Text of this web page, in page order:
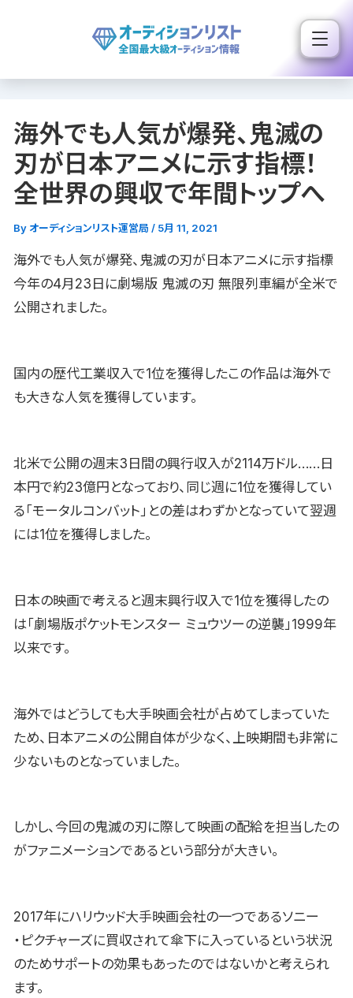
ス
海外でも人気が爆発、鬼滅の
刃が日本アニメに示す指標！
全世界の興収で年間トップへ
By オーディションリスト運営局 / 5月 11, 2021
海外でも人気が爆発、鬼滅の刃が日本アニメに示す指標
今年の4月23日に劇場版 鬼滅の刃 無限列車編が全米で
公開されました。
国内の歴代工業収入で1位を獲得したこの作品は海外で
も大きな人気を獲得しています。
北米で公開の週末3日間の興行収入が2114万ドル……日
本円で約23億円となっており、同じ週に1位を獲得してい
る「モータルコンバット」との差はわずかとなっていて翌週
には1位を獲得しました。
日本の映画で考えると週末興行収入で1位を獲得したの
は「劇場版ポケットモンスター ミュウツーの逆襲」1999年
以来です。
海外ではどうしても大手映画会社が占めてしまっていた
ため、日本アニメの公開自体が少なく、上映期間も非常に
少ないものとなっていました。
しかし、今回の鬼滅の刃に際して映画の配給を担当したの
がファニメーションであるという部分が大きい。
2017年にハリウッド大手映画会社の一つであるソニー
・ピクチャーズに買収されて傘下に入っているという状況
のためサポートの効果もあったのではないかと考えられ
ます。